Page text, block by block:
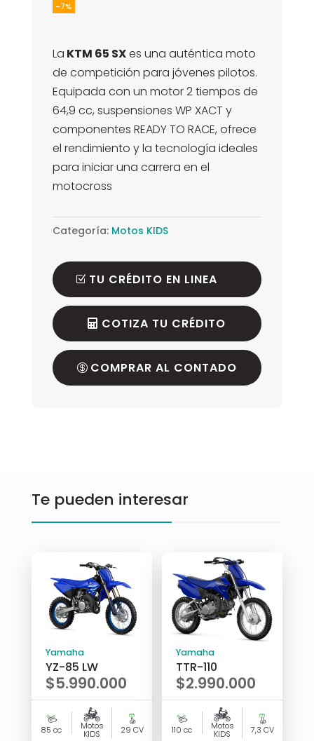
$6.890.000.
$6.390.000.
-7%
La KTM 65 SXes una auténtica moto
de competición para jóvenes pilotos.
Equipada con un motor 2 tiempos de
64,9 cc, suspensiones WP XACT y
componentes READY TO RACE, ofrece
el rendimiento y la tecnología ideales
para iniciar una carrera en el
motocross
Categoría: Motos KIDS
TU CRÉDITO EN LINEA
COTIZA TU CRÉDITO
COMPRAR AL CONTADO
Te pueden interesar
Yamaha
YZ-85 LW
$5.990.000
85 cc Motos
KIDS 29 CV
Yamaha
TTR-110
$2.990.000
110 cc Motos
KIDS 7,3 CV